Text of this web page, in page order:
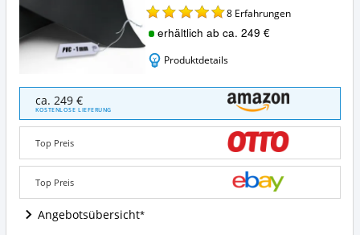
8 Erfahrungen
erhältlich ab ca. 249 €
Produktdetails
Teichfolie
PVC
1mm
schwarz
5m
6m
Angebote:
Wo
ca. 249 €
KOSTENLOSE LIEFERUNG
Top Preis
Top Preis
Angebotsübersicht